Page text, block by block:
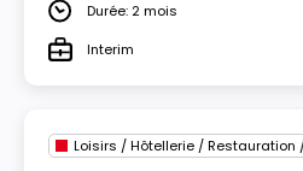
DuréeDurée: 2 mois
TypeInterim